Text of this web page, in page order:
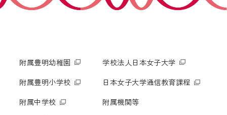
附属豊明幼稚園
附属豊明小学校
附属中学校
学校法人日本女子大学
日本女子大学通信教育課程
附属機関等